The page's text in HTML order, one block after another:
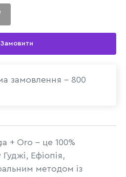
Замовити
замовлення - 800
+ Oro – це 100%
Ефіопія,
методом із